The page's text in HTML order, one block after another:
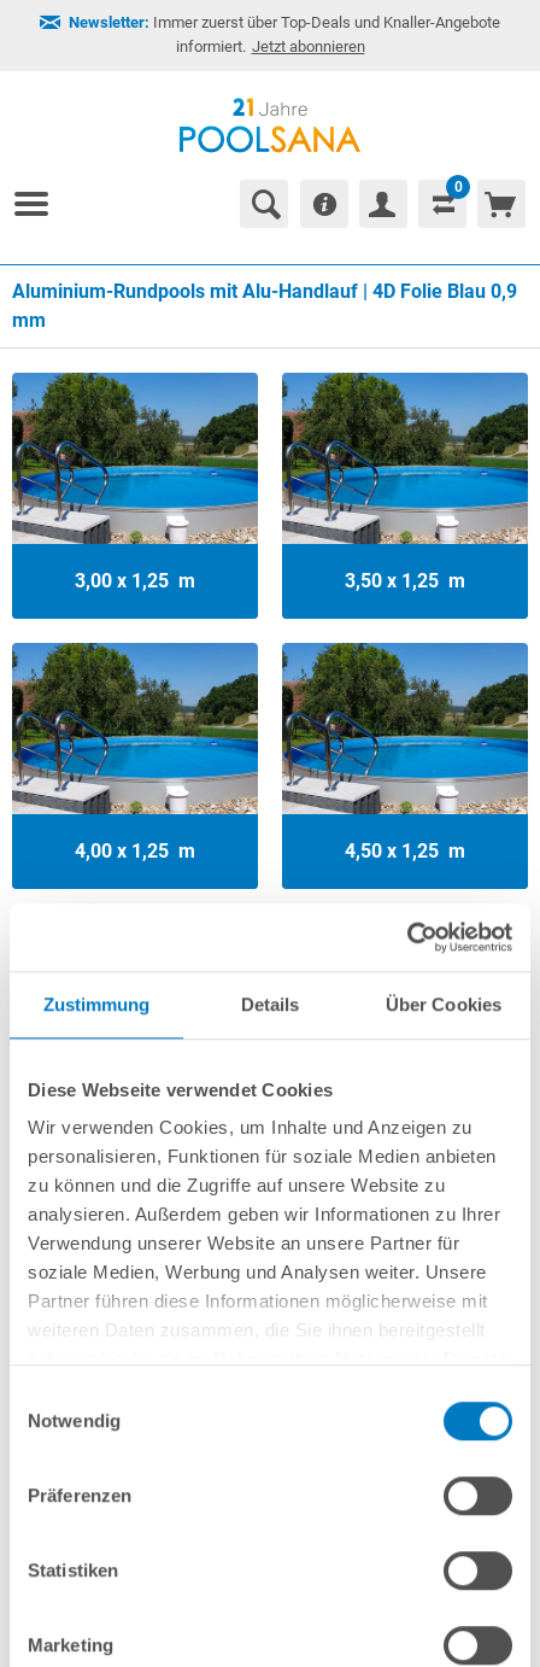
Zustimmung Details Über Cookies
Diese Webseite verwendet Cookies
Wir verwenden Cookies, um Inhalte und Anzeigen zu
personalisieren, Funktionen für soziale Medien anbieten
zu können und die Zugriffe auf unsere Website zu
analysieren. Außerdem geben wir Informationen zu Ihrer
Verwendung unserer Website an unsere Partner für
soziale Medien, Werbung und Analysen weiter. Unsere
Partner führen diese Informationen möglicherweise mit
weiteren Daten zusammen, die Sie ihnen bereitgestellt
Notwendig
Präferenzen
Statistiken
Marketing
Newsletter: Immer zuerst über Top-Deals und Knaller-Angebote
informiert. Jetzt abonnieren
0
Aluminium-Rundpools mit Alu-Handlauf | 4D Folie Blau 0,9
mm
3,00 x 1,25  m 3,50 x 1,25  m
4,00 x 1,25  m 4,50 x 1,25  m
5,00 x 1,25  m 4,00 x 1,50  m
Impressionen